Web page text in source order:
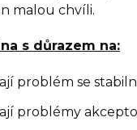
malou chvíli.
s důrazem na:
problém se
problémy